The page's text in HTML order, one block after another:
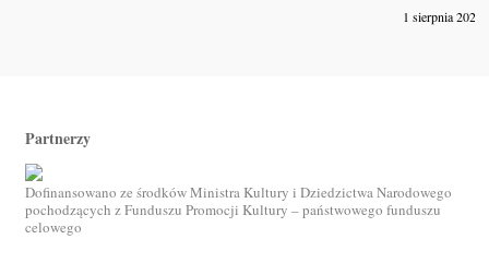
1 sierpnia 2026
Partnerzy
Dofinansowano ze środków Ministra Kultury i Dziedzictwa Narodowego
pochodzących z Funduszu Promocji Kultury – państwowego funduszu
celowego